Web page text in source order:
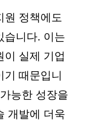
원 정책에도
습니다. 이는
이 실제 기업
기 때문입니
능한 성장을
개발에 더욱